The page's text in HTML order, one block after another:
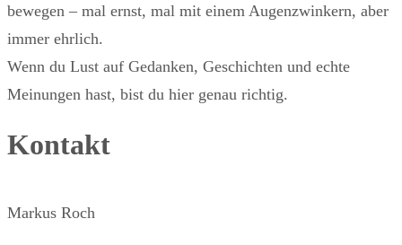
bewegen – mal ernst, mal mit einem Augenzwinkern, aber
immer ehrlich.
Wenn du Lust auf Gedanken, Geschichten und echte
Meinungen hast, bist du hier genau richtig.
Kontakt
Markus Roch